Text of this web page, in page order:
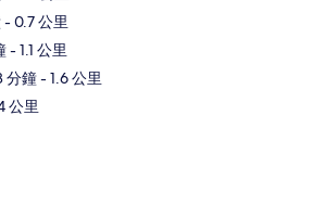
- 0.7 公里
- 1.1 公里
分鐘- 1.6 公里
公里